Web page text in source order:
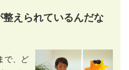
整えられているんだな
で、ど